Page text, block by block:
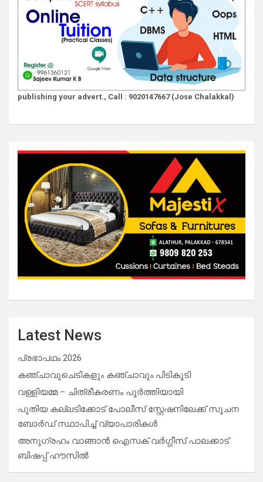
publishing your advert., Call : 9020147667 (Jose Chalakkal)
Latest News
പ്രഭാപഥം 2026
കഞ്ചാവുചെടികളും കഞ്ചാവും പിടികൂടി
വള്ളിയമ്മ – ചിത്രീകരണം പൂർത്തിയായി
പുതിയ കല്ലടിക്കോട് പോലീസ് സ്റ്റേഷനിലേക്ക് സൂചന
ബോർഡ് സ്ഥാപിച്ച് വ്യാപാരികൾ
അനുഗ്രഹം വാങ്ങാൻ ഐസക് വര്‍ഗ്ഗീസ് പാലക്കാട്
ബിഷപ്പ് ഹൗസില്‍